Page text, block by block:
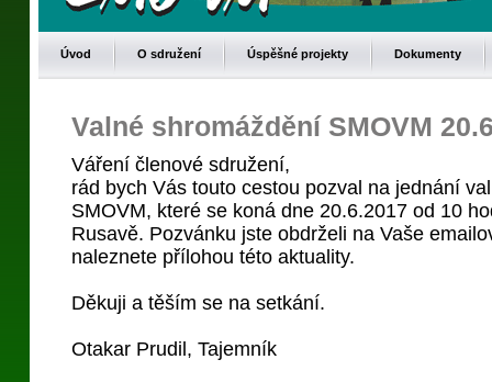
Úvod O sdružení Úspěšné projekty Dokumenty
Valné shromáždění SMOVM
Váření členové sdružení,
rád bych Vás touto cestou pozval na jednání
SMOVM, které se koná dne 20.6.2017 od 10
Rusavě. Pozvánku jste obdrželi na Vaše
naleznete přílohou této aktuality.
Děkuji a těším se na setkání.
Otakar Prudil, Tajemník